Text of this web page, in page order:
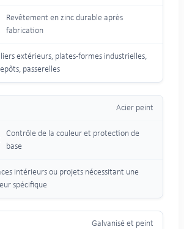
Revêtement en zinc durable après
fabrication
extérieurs, plates-formes industrielles,
passerelles
Acier peint
Contrôle de la couleur et protection de
base
intérieurs ou projets nécessitant une
spécifique
Galvanisé et peint